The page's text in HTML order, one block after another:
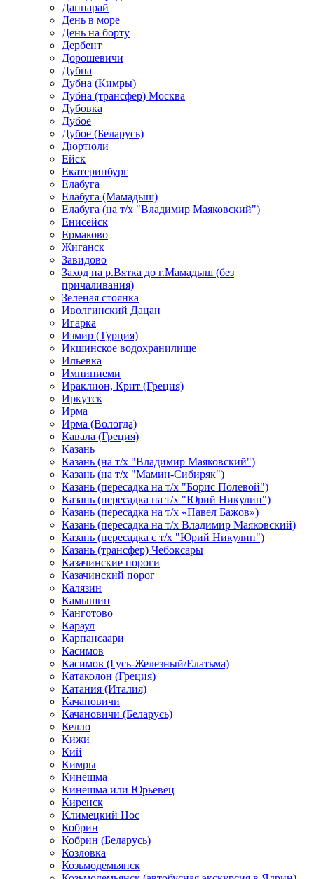
Даппарай
День в море
День на борту
Дербент
Дорошевичи
Дубна
Дубна (Кимры)
Дубна (трансфер) Москва
Дубовка
Дубое
Дубое (Беларусь)
Дюртюли
Ейск
Екатеринбург
Елабуга
Елабуга (Мамадыш)
Елабуга (на т/х "Владимир Маяковский")
Енисейск
Ермаково
Жиганск
Завидово
Заход на р.Вятка до г.Мамадыш (без
причаливания)
Зеленая стоянка
Иволгинский Дацан
Игарка
Измир (Турция)
Икшинское водохранилище
Ильевка
Импиниеми
Ираклион, Крит (Греция)
Иркутск
Ирма
Ирма (Вологда)
Кавала (Греция)
Казань
Казань (на т/х "Владимир Маяковский")
Казань (на т/х "Мамин-Сибиряк")
Казань (пересадка на т/х "Борис Полевой")
Казань (пересадка на т/х "Юрий Никулин")
Казань (пересадка на т/х «Павел Бажов»)
Казань (пересадка на т/х Владимир Маяковский)
Казань (пересадка с т/х "Юрий Никулин")
Казань (трансфер) Чебоксары
Казачинские пороги
Казачинский порог
Калязин
Камышин
Канготово
Караул
Карпансаари
Касимов
Касимов (Гусь-Железный/Елатьма)
Катаколон (Греция)
Катания (Италия)
Качановичи
Качановичи (Беларусь)
Келло
Кижи
Кий
Кимры
Кинешма
Кинешма или Юрьевец
Киренск
Климецкий Нос
Кобрин
Кобрин (Беларусь)
Козловка
Козьмодемьянск